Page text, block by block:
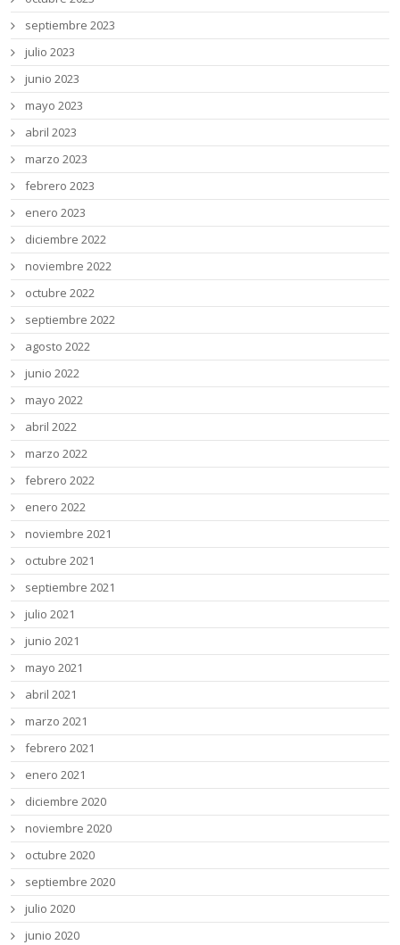
septiembre 2023
julio 2023
junio 2023
mayo 2023
abril 2023
marzo 2023
febrero 2023
enero 2023
diciembre 2022
noviembre 2022
octubre 2022
septiembre 2022
agosto 2022
junio 2022
mayo 2022
abril 2022
marzo 2022
febrero 2022
enero 2022
noviembre 2021
octubre 2021
septiembre 2021
julio 2021
junio 2021
mayo 2021
abril 2021
marzo 2021
febrero 2021
enero 2021
diciembre 2020
noviembre 2020
octubre 2020
septiembre 2020
julio 2020
junio 2020